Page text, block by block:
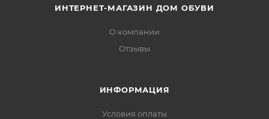
ИНТЕРНЕТ-МАГАЗИН ДОМ ОБУВИ
О компании
Отзывы
ИНФОРМАЦИЯ
Условия оплаты